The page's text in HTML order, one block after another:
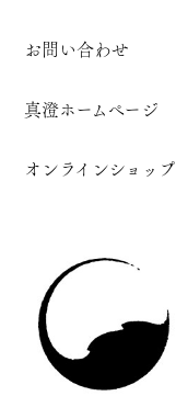
お問い合わせ
真澄ホームページ
オンラインショップ